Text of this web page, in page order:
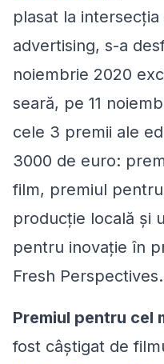
plasat la
advertising, s-a
noiembrie 2020
seară, pe 11
cele 3 premii ale
3000 de euro:
film, premiul
producție locală și
pentru inovație în
Fresh Perspectives.
Premiul pentru cel
fost câștigat de